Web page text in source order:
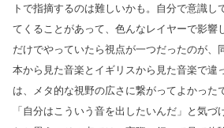
トで指摘するのは難しいかも。自分で意識し
てくることがあって、色んなレイヤーで影響
だけでやっていたら視点が一つだったのが、
本から見た音楽とイギリスから見た音楽で違
は、メタ的な視野の広さに繋がってよかった
「自分はこういう音を出したいんだ」と気づ